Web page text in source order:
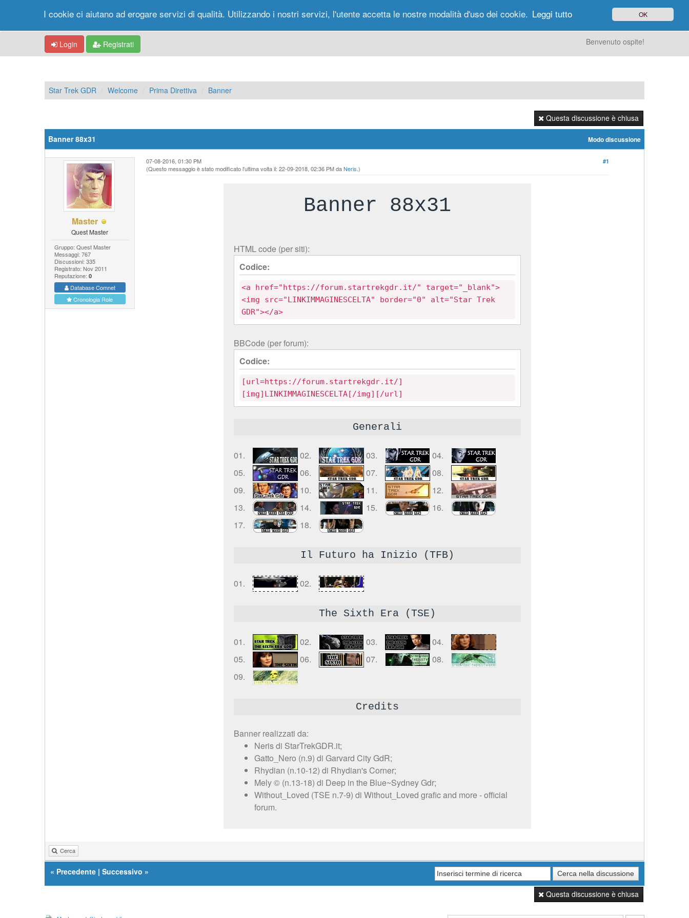
Portale Forum Nuovi Messaggi Messaggi di Oggi Ricerca Utenti
Login Registrati Benvenuto ospite!
Star Trek GDR Welcome Prima Direttiva Banner
Questa discussione è chiusa
Modo discussione
Banner 88x31
Master
Quest Master
Gruppo: Quest Master
Messaggi: 767
Discussioni: 335
Registrato: Nov 2011
Reputazione: 0
Database Comnet
Cronologia Role
#1
07-08-2016, 01:30 PM
(Questo messaggio è stato modificato l'ultima volta il: 22-09-2018, 02:36 PM daNeris .)
Banner 88x31
HTML code (per siti):
Codice:
<a href="https://forum.startrekgdr.it/" target="_blank">
<img src="LINKIMMAGINESCELTA" border="0" alt="Star Trek
GDR"></a>
BBCode (per forum):
Codice:
[url=https://forum.startrekgdr.it/]
[img]LINKIMMAGINESCELTA[/img][/url]
Generali
01. 02. 03.
04.
05.
06. 07.
08.
09.
10. 11.
12.
13.
14. 15.
16.
17.
18.
Il Futuro ha Inizio (TFB)
01. 02.
The Sixth Era (TSE)
01. 02. 03.
04.
05.
06. 07.
08.
09.
Credits
Banner realizzati da:
Neris di StarTrekGDR.it;
Gatto_Nero (n.9) di Garvard City GdR;
Rhydian (n.10-12) di Rhydian's Corner;
Mely © (n.13-18) di Deep in the Blue~Sydney Gdr;
Without_Loved (TSE n.7-9) di Without_Loved grafic and more - official
forum.
Cerca
« Precedente | Successivo »
Questa discussione è chiusa
I cookie ci aiutano ad erogare servizi di qualità. Utilizzando i nostri servizi, l'utente accetta le nostre modalità d'uso dei cookie. Leggi tutto OK